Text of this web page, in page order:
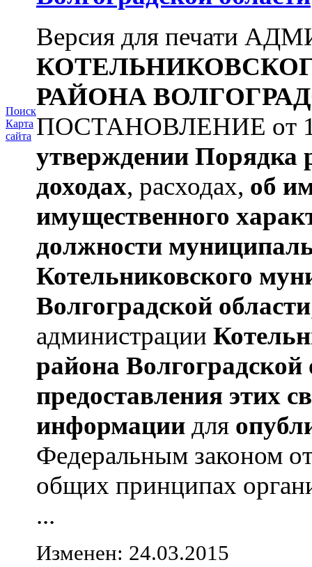
Поиск
Карта
сайта
Версия для печати
РАЙОНА
ПОСТАНОВЛЕНИЕ от
утверждении Порядка
доходах, расходах, об
имущественного
должности
Котельниковского
Волгоградской области
администрации
района Волгоградской
предоставления этих
информации для
Федеральным законом
общих принципах
...
Изменен: 24.03.2015